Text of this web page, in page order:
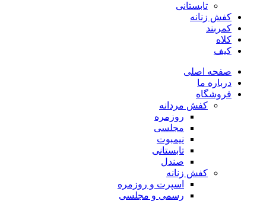
تابستانی
کفش زنانه
کمربند
کلاه
کیف
صفحه اصلی
درباره ما
فروشگاه
کفش مردانه
روزمره
مجلسی
نیمبوت
تابستانی
صندل
کفش زنانه
اسپرت و روزمره
رسمی و مجلسی